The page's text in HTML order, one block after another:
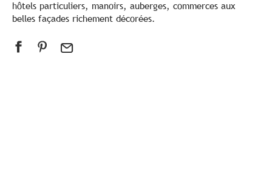
hôtels particuliers, manoirs, auberges, commerces aux
belles façades richement décorées.